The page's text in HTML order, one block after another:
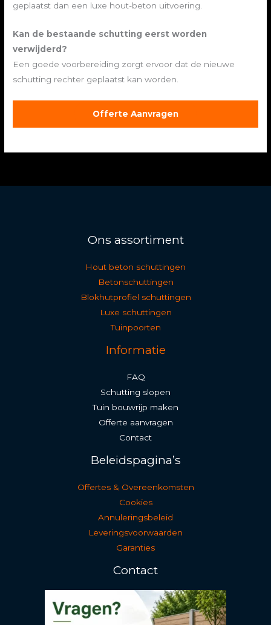
geplaatst dan een luxe hout-beton uitvoering.
Kan de bestaande schutting eerst worden
verwijderd?
Een goede voorbereiding zorgt ervoor dat de nieuwe
schutting rechter geplaatst kan worden.
Offerte Aanvragen
Ons assortiment
Hout beton schuttingen
Betonschuttingen
Blokhutprofiel schuttingen
Luxe schuttingen
Tuinpoorten
Informatie
FAQ
Schutting slopen
Tuin bouwrijp maken
Offerte aanvragen
Contact
Beleidspagina’s
Offertes & Overeenkomsten
Cookies
Annuleringsbeleid
Leveringsvoorwaarden
Garanties
Contact